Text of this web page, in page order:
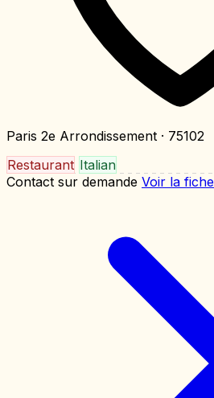
Paris 2e Arrondissement · 75102
Restaurant Italian
Contact sur demande Voir la fiche